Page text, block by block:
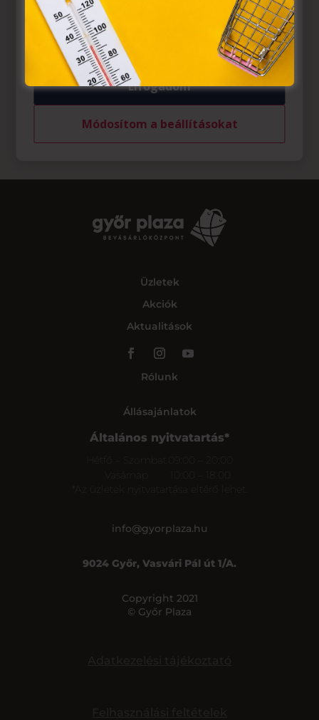
Üzletek
Akciók
Aktualitások
Rólunk
Állásajánlatok
Általános nyitvatartás*
*Az üzletek nyitvatartása eltérő lehet.
info@gyorplaza.hu
9024 Győr, Vasvári Pál út 1/A.
Copyright 2021
© Győr Plaza
belül működnek, a „sütik" használatához, és ezeknek a
felhasználó számítógépén vagy egyéb eszközén történő
tárolásához a felhasználók hozzájárulását kell kérniük.
Elfogadom
Módosítom a beállításokat